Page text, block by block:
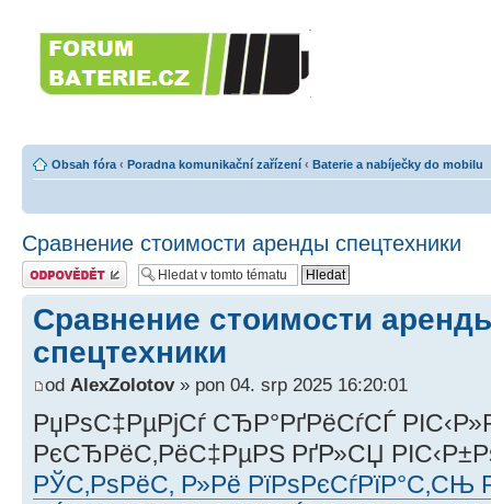
Obsah fóra ‹ Poradna komunikační zařízení ‹ Baterie a nabíječky do mobilu
Сравнение стоимости аренды спецтехники
Odeslat odpověď
Сравнение стоимости
спецтехники
od AlexZolotov» pon 04. srp 2025 16:20:01
РџРѕС‡РµРјСѓ СЂР°РґРёСѓСЃ
РєСЂРёС‚РёС‡РµРЅ РґР»СЏ
РЎС‚РѕРёС‚ Р»Рё РїРѕРєСѓРїР°С‚СЊ